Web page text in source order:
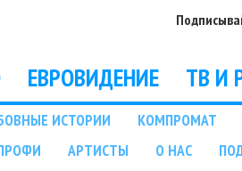
ЕВРОВИДЕНИЕ ТВ И
ИСТОРИИ КОМПРОМАТ
АРТИСТЫ О НАС